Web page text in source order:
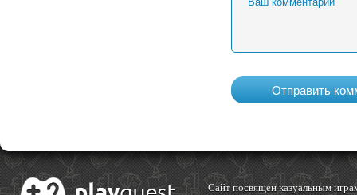
Cайт посвящен казуальным